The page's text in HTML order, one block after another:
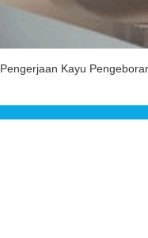
Pengerjaan Kayu